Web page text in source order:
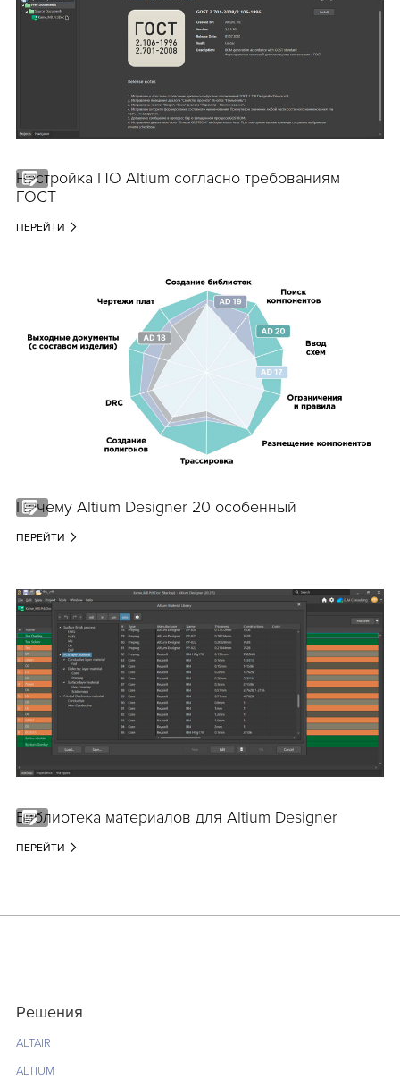
Настройка ПО Altium согласно требованиям
ГОСТ
ПЕРЕЙТИ
Почему Altium Designer 20 особенный
ПЕРЕЙТИ
Библиотека материалов для Altium Designer
ПЕРЕЙТИ
Решения
ALTAIR
ALTIUM